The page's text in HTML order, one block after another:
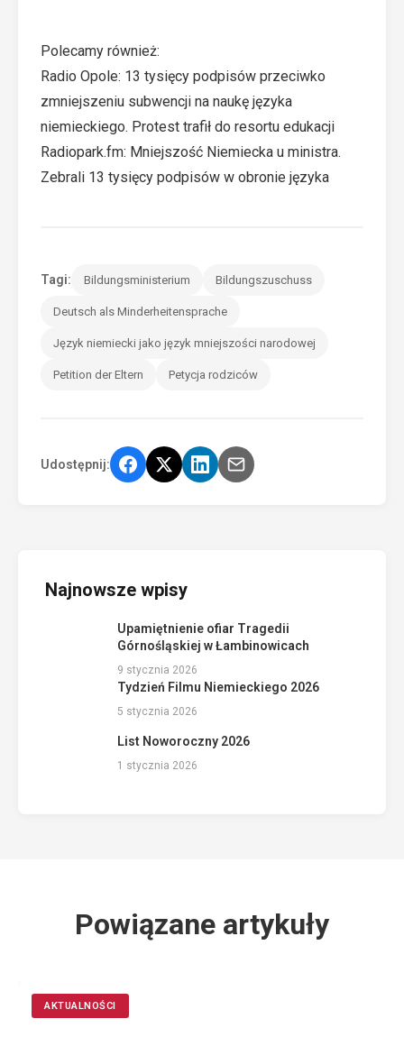
Polecamy również:
Radio Opole: 13 tysięcy podpisów przeciwko
zmniejszeniu subwencji na naukę języka
niemieckiego. Protest trafił do resortu edukacji
Radiopark.fm: Mniejszość Niemiecka u ministra.
Zebrali 13 tysięcy podpisów w obronie języka
Tagi: Bildungsministerium Bildungszuschuss
Deutsch als Minderheitensprache
Język niemiecki jako język mniejszości narodowej
Petition der Eltern Petycja rodziców
Udostępnij:
Najnowsze wpisy
Upamiętnienie ofiar Tragedii
Górnośląskiej w Łambinowicach
9 stycznia 2026
Tydzień Filmu Niemieckiego 2026
5 stycznia 2026
List Noworoczny 2026
1 stycznia 2026
Powiązane artykuły
AKTUALNOŚCI